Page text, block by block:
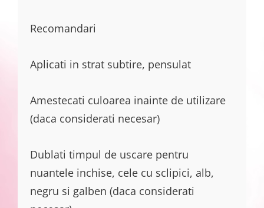
Recomandari
Aplicati in strat subtire, pensulat
Amestecati culoarea inainte de utilizare
(daca considerati necesar)
Dublati timpul de uscare pentru
nuantele inchise, cele cu sclipici, alb,
negru si galben (daca considerati